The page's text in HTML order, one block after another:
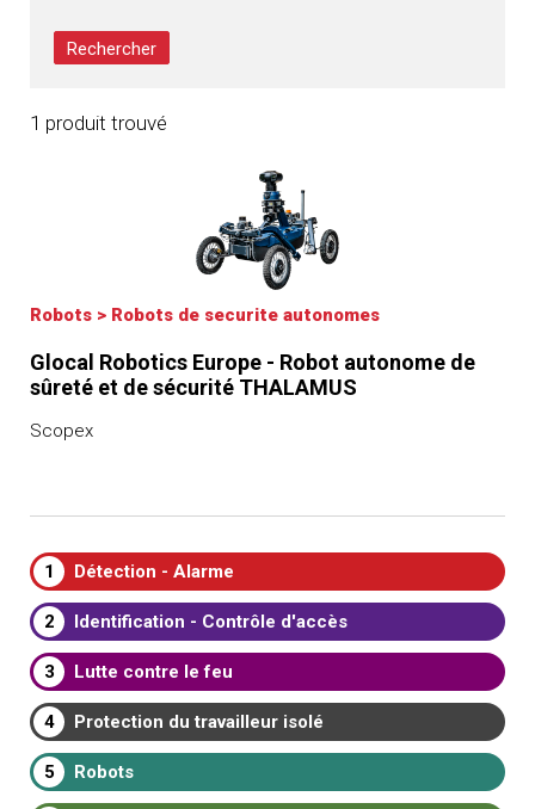
1 produit trouvé
Robots > Robots de securite autonomes
Glocal Robotics Europe - Robot autonome de
sûreté et de sécurité THALAMUS
Scopex
1 Détection - Alarme
2 Identification - Contrôle d'accès
3 Lutte contre le feu
4 Protection du travailleur isolé
5 Robots